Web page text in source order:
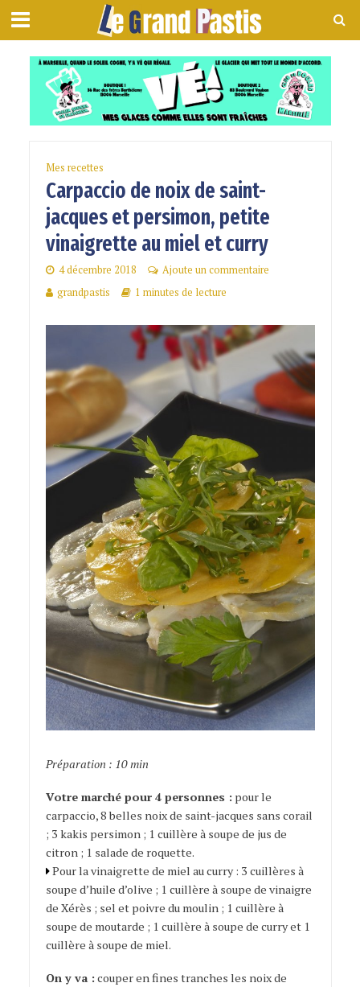
Mes recettes
Carpaccio de noix de saint-
jacques et persimon, petite
vinaigrette au miel et curry
4 décembre 2018
Ajoute un commentaire
grandpastis
1 minutes de lecture
Préparation : 10 min
Votre marché pour 4 personnes : pour le
carpaccio, 8 belles noix de saint-jacques sans corail
; 3 kakis persimon ; 1 cuillère à soupe de jus de
citron ; 1 salade de roquette.
Pour la vinaigrette de miel au curry : 3 cuillères à
soupe d’huile d’olive ; 1 cuillère à soupe de vinaigre
de Xérès ; sel et poivre du moulin ; 1 cuillère à
soupe de moutarde ; 1 cuillère à soupe de curry et 1
cuillère à soupe de miel.
On y va : couper en fines tranches les noix de